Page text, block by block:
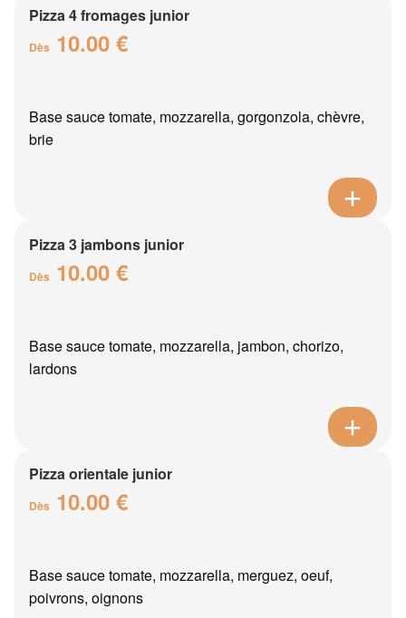
Pizza 4 fromages junior
Dès 10.00 €
Base sauce tomate, mozzarella, gorgonzola, chèvre,
brie
Pizza 3 jambons junior
Dès 10.00 €
Base sauce tomate, mozzarella, jambon, chorizo,
lardons
Pizza orientale junior
Dès 10.00 €
Base sauce tomate, mozzarella, merguez, oeuf,
poivrons, oignons